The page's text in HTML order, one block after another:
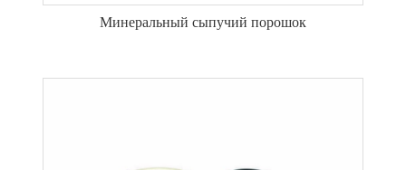
Минеральный сыпучий порошок